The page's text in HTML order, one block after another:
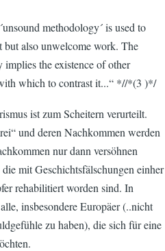
methodology´ is used to
but also unwelcome work. The
implies the existence of other
which to contrast it...“ *//*(3 )*/
ist zum Scheitern verurteilt.
und deren Nachkommen werden
nur dann versöhnen
mit Geschichtsfälschungen einher
rehabilitiert worden sind. In
insbesondere Europäer (..nicht
zu haben), die sich für eine